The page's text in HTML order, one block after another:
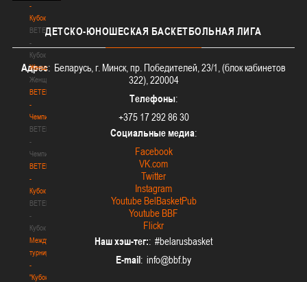
-
Кубок
BETERA
-
Кубок
Женщины
Женщины
BETERA
-
Чемпионат
BETERA
-
Чемпионат
BETERA
-
Кубок
BETERA
-
Кубок
Международный
турнир
-
"Кубок
ДЕТСКО-ЮНОШЕСКАЯ БАСКЕТБОЛЬНАЯ ЛИГА
Адрес: Беларусь, г. Минск, пр. Победителей, 23/1, (блок кабинетов
322), 220004
Телефоны:
+375 17 292 86 30
Социальные медиа:
Facebook
VK.com
Twitter
Instagram
Youtube BelBasketPub
Youtube BBF
Flickr
Наш хэш-тег:: #belarusbasket
E-mail: